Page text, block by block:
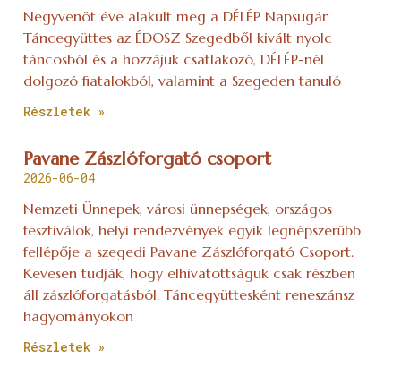
Negyvenöt éve alakult meg a DÉLÉP Napsugár
Táncegyüttes az ÉDOSZ Szegedből kivált nyolc
táncosból és a hozzájuk csatlakozó, DÉLÉP-nél
dolgozó fiatalokból, valamint a Szegeden tanuló
Részletek »
Pavane Zászlóforgató csoport
2026-06-04
Nemzeti Ünnepek, városi ünnepségek, országos
fesztiválok, helyi rendezvények egyik legnépszerűbb
fellépője a szegedi Pavane Zászlóforgató Csoport.
Kevesen tudják, hogy elhivatottságuk csak részben
áll zászlóforgatásból. Táncegyüttesként reneszánsz
hagyományokon
Részletek »